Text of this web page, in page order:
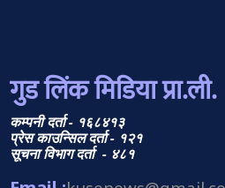
गुड लिंक मिडिया प्रा.ली.
कम्पनी दर्ता - १६८४१३
प्रेस काउन्सिल दर्ता - १२१
सूचना विभाग दर्ता - ४८१